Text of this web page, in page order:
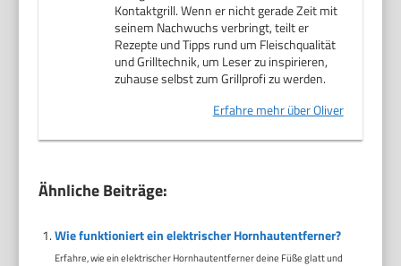
Kontaktgrill. Wenn er nicht gerade Zeit mit
seinem Nachwuchs verbringt, teilt er
Rezepte und Tipps rund um Fleischqualität
und Grilltechnik, um Leser zu inspirieren,
zuhause selbst zum Grillprofi zu werden.
Erfahre mehr über Oliver
Ähnliche Beiträge:
Wie funktioniert ein elektrischer Hornhautentferner?
Erfahre, wie ein elektrischer Hornhautentferner deine Füße glatt und